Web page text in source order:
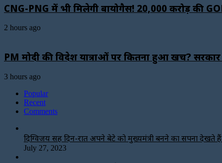
CNG-PNG में भी मिलेगी बायोगैस! ₹20,000 करोड़ की
2 hours ago
PM मोदी की विदेश यात्राओं पर कितना हुआ खर्च?
3 hours ago
Popular
Recent
Comments
दिग्विजय सिंह दिन-रात अपने बेटे को मुख्यमंत्री बनने का सपना देखते हैं-
July 27, 2023